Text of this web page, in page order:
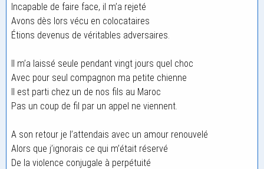
Incapable de faire face, il m’a rejeté
Avons dès lors vécu en colocataires
Étions devenus de véritables adversaires.
Il m’a laissé seule pendant vingt jours quel choc
Avec pour seul compagnon ma petite chienne
Il est parti chez un de nos fils au Maroc
Pas un coup de fil par un appel ne viennent.
A son retour je l’attendais avec un amour renouvelé
Alors que j’ignorais ce qui m’était réservé
De la violence conjugale à perpétuité